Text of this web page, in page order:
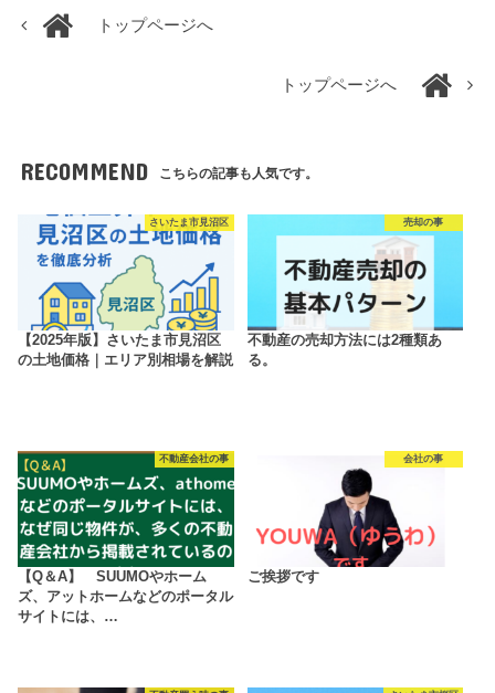
トップページへ
トップページへ
RECOMMEND こちらの記事も人気です。
さいたま市見沼区
【2025年版】さいたま市見沼区
の土地価格｜エリア別相場を解説
売却の事
不動産の売却方法には2種類あ
る。
不動産会社の事
【Q＆A】 SUUMOやホーム
ズ、アットホームなどのポータル
サイトには、…
会社の事
ご挨拶です